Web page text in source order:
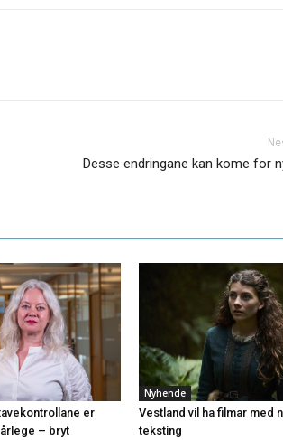
Desse endringane kan kome for
er
– bryt
Nyhende
Vestland vil ha filmar med
teksting